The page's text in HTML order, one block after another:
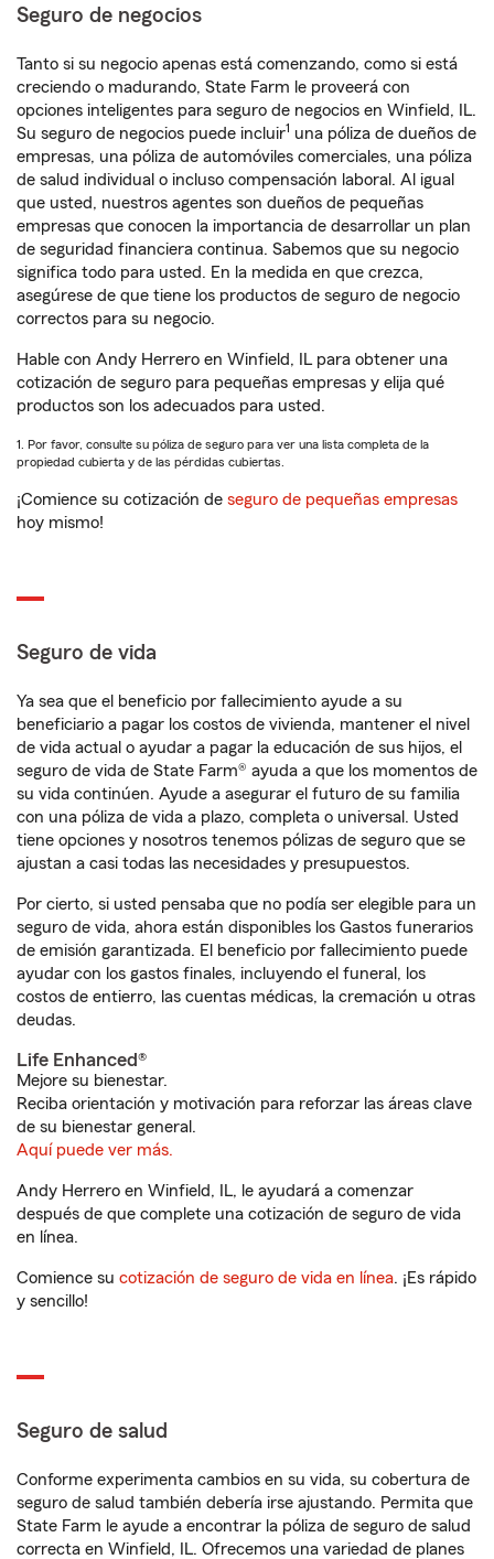
Seguro de negocios
Tanto si su negocio apenas está comenzando, como si está
creciendo o madurando, State Farm le proveerá con
opciones inteligentes para seguro de negocios en Winfield, IL.
Su seguro de negocios puede incluir1 una póliza de dueños de
empresas, una póliza de automóviles comerciales, una póliza
de salud individual o incluso compensación laboral. Al igual
que usted, nuestros agentes son dueños de pequeñas
empresas que conocen la importancia de desarrollar un plan
de seguridad financiera continua. Sabemos que su negocio
significa todo para usted. En la medida en que crezca,
asegúrese de que tiene los productos de seguro de negocio
correctos para su negocio.
Hable con Andy Herrero en Winfield, IL para obtener una
cotización de seguro para pequeñas empresas y elija qué
productos son los adecuados para usted.
1. Por favor, consulte su póliza de seguro para ver una lista completa de la
propiedad cubierta y de las pérdidas cubiertas.
¡Comience su cotización de seguro de pequeñas empresas
hoy mismo!
Seguro de vida
Ya sea que el beneficio por fallecimiento ayude a su
beneficiario a pagar los costos de vivienda, mantener el nivel
de vida actual o ayudar a pagar la educación de sus hijos, el
seguro de vida de State Farm® ayuda a que los momentos de
su vida continúen. Ayude a asegurar el futuro de su familia
con una póliza de vida a plazo, completa o universal. Usted
tiene opciones y nosotros tenemos pólizas de seguro que se
ajustan a casi todas las necesidades y presupuestos.
Por cierto, si usted pensaba que no podía ser elegible para un
seguro de vida, ahora están disponibles los Gastos funerarios
de emisión garantizada. El beneficio por fallecimiento puede
ayudar con los gastos finales, incluyendo el funeral, los
costos de entierro, las cuentas médicas, la cremación u otras
deudas.
Life Enhanced®
Mejore su bienestar.
Reciba orientación y motivación para reforzar las áreas clave
de su bienestar general.
Aquí puede ver más.
Andy Herrero en Winfield, IL, le ayudará a comenzar
después de que complete una cotización de seguro de vida
en línea.
Comience su cotización de seguro de vida en línea. ¡Es rápido
y sencillo!
Seguro de salud
Conforme experimenta cambios en su vida, su cobertura de
seguro de salud también debería irse ajustando. Permita que
State Farm le ayude a encontrar la póliza de seguro de salud
correcta en Winfield, IL. Ofrecemos una variedad de planes